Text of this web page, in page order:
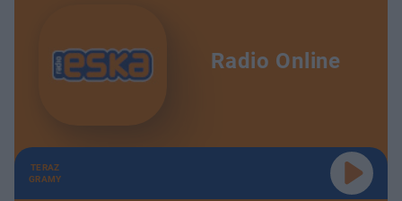
Radio Online
TERAZ
GRAMY